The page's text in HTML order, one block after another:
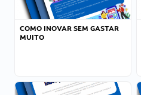
COMO INOVAR SEM GASTAR
MUITO